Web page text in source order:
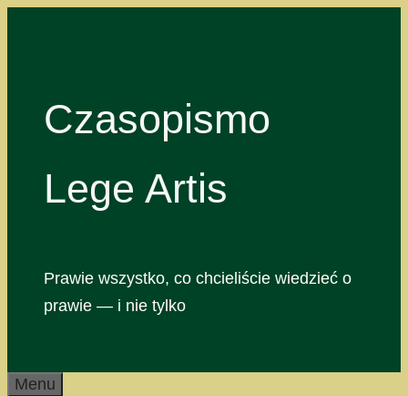
Czasopismo
Lege Artis
Prawie wszystko, co chcieliście wiedzieć o
prawie — i nie tylko
Menu